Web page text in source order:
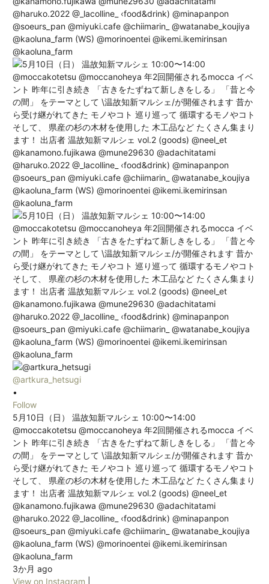
@artkura_hetsugi
•
Follow
5月10日（日） 温故知新マルシェ 10:00〜14:00
@moccakotetsu @moccanoheya 年2回開催されるmocca イベ
ント 昨年に引き続き 「古きをたずねて新しきをしる」 「昔と今
の間」 をテーマとして \温故知新マルシェ/が開催されます 昔か
ら受け継がれてきた モノやコト 巡り巡って 循環するモノやコト
そして、 県産の杉の木材を使用した 木工品など たくさん集まり
ます！ 出店者 温故知新マルシェ vol.2 (goods) @neel_et
@kanamono.fujikawa @mune29630 @adachitatami
@haruko.2022 @_lacolline_ ‹food&drink) @minapanpon
@soeurs_pan @miyuki.cafe @chiimarin_ @watanabe_koujiya
@kaoluna_farm (WS) @morinoentei @ikemi.ikemirinsan
@kaoluna_farm
3か月 ago
View on Instagram